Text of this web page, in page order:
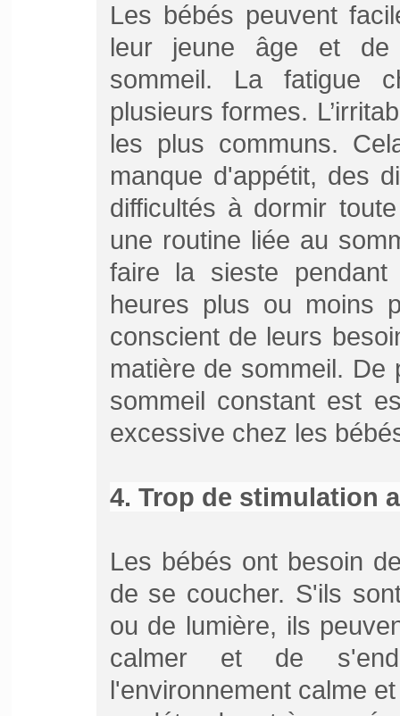
Les bébés peuvent
leur jeune âge et de
sommeil. La fatigue
plusieurs formes.
les plus communs.
manque d'appétit, des
difficultés à dormir
une routine liée au
faire la sieste
heures plus ou moins
conscient de leurs
matière de sommeil. De
sommeil constant est
excessive chez les
4. Trop de stimulation
Les bébés ont besoin
de se coucher. S'ils
ou de lumière, ils
calmer et de
l'environnement calme